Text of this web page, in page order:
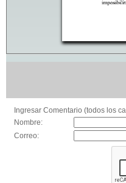
Ingresar Comentario (todos los
Nombre:
Correo: